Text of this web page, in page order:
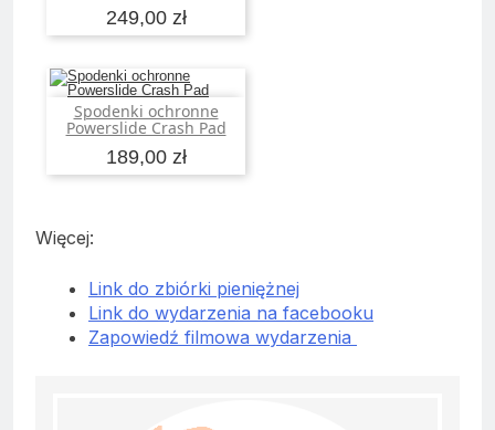
249,00 zł
Spodenki ochronne
Powerslide Crash Pad
189,00 zł
Dodaj do koszyka
Więcej:
Link do zbiórki pieniężnej
Link do wydarzenia na facebooku
Zapowiedź filmowa wydarzenia